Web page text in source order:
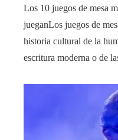
Los 10 juegos de mesa
jueganLos juegos de
historia cultural de la
escritura moderna o de